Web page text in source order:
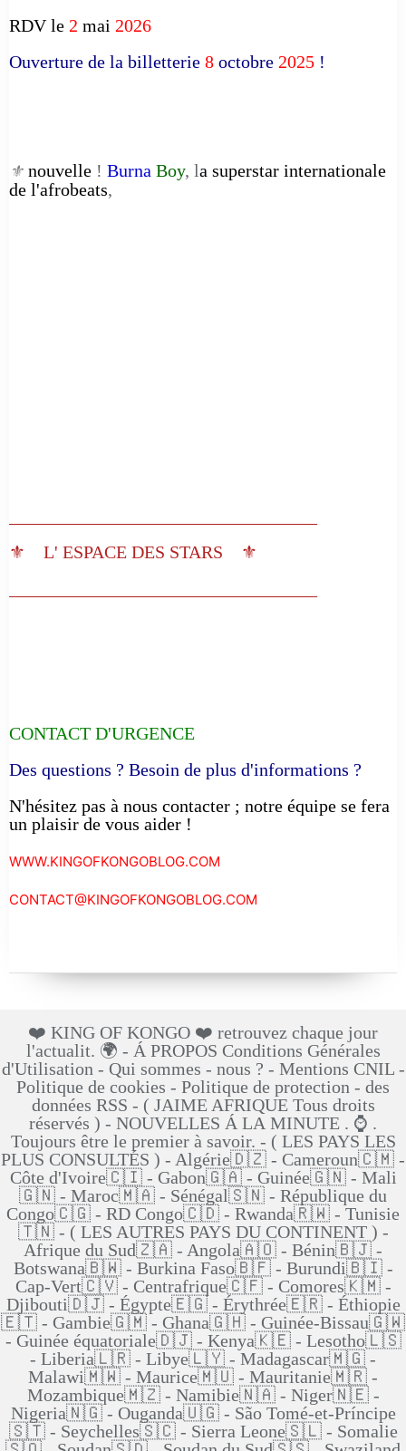
RDV le 2 mai 2026
Ouverture de la billetterie 8 octobre 2025 !
⚜️ nouvelle ! Burna Boy, la superstar internationale
de l'afrobeats,
⚜️ L' ESPACE DES STARS ⚜️
CONTACT D'URGENCE
Des questions ? Besoin de plus d'informations ?
N'hésitez pas à nous contacter ; notre équipe se fera
un plaisir de vous aider !
WWW.KINGOFKONGOBLOG.COM
CONTACT@KINGOFKONGOBLOG.COM
❤️ KING OF KONGO ❤️ retrouvez chaque jour
l'actualit. 🌍 - Á PROPOS Conditions Générales
d'Utilisation - Qui sommes - nous ? - Mentions CNIL -
Politique de cookies - Politique de protection - des
données RSS - ( JAIME AFRIQUE Tous droits
réservés ) - NOUVELLES Á LA MINUTE . ⌚ .
Toujours être le premier à savoir. - ( LES PAYS LES
PLUS CONSULTÉS ) - Algérie🇩🇿 - Cameroun🇨🇲 -
Côte d'Ivoire🇨🇮 - Gabon🇬🇦 - Guinée🇬🇳 - Mali
🇬🇳 - Maroc🇲🇦 - Sénégal🇸🇳 - République du
Congo🇨🇬 - RD Congo🇨🇩 - Rwanda🇷🇼 - Tunisie
🇹🇳 - ( LES AUTRES PAYS DU CONTINENT ) -
Afrique du Sud🇿🇦 - Angola🇦🇴 - Bénin🇧🇯 -
Botswana🇧🇼 - Burkina Faso🇧🇫 - Burundi🇧🇮 -
Cap-Vert🇨🇻 - Centrafrique🇨🇫 - Comores🇰🇲 -
Djibouti🇩🇯 - Égypte🇪🇬 - Érythrée🇪🇷 - Éthiopie
🇪🇹 - Gambie🇬🇲 - Ghana🇬🇭 - Guinée-Bissau🇬🇼
- Guinée équatoriale🇩🇯 - Kenya🇰🇪 - Lesotho🇱🇸
- Liberia🇱🇷 - Libye🇱🇾 - Madagascar🇲🇬 -
Malawi🇲🇼 - Maurice🇲🇺 - Mauritanie🇲🇷 -
Mozambique🇲🇿 - Namibie🇳🇦 - Niger🇳🇪 -
Nigeria🇳🇬 - Ouganda🇺🇬 - São Tomé-et-Príncipe
🇸🇹 - Seychelles🇸🇨 - Sierra Leone🇸🇱 - Somalie